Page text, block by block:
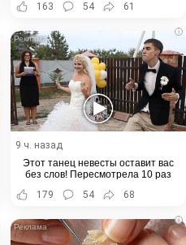
163
54 61
i
9 ч. назад
Этот танец невесты оставит вас
без слов! Пересмотрела 10 раз
179
54 68
i